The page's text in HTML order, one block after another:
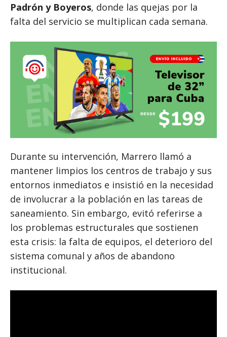
Padrón y Boyeros, donde las quejas por la
falta del servicio se multiplican cada semana.
Durante su intervención, Marrero llamó a
mantener limpios los centros de trabajo y sus
entornos inmediatos e insistió en la necesidad
de involucrar a la población en las tareas de
saneamiento. Sin embargo, evitó referirse a
los problemas estructurales que sostienen
esta crisis: la falta de equipos, el deterioro del
sistema comunal y años de abandono
institucional.